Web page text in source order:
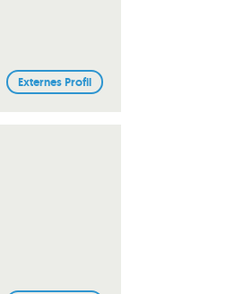
Externes Profil